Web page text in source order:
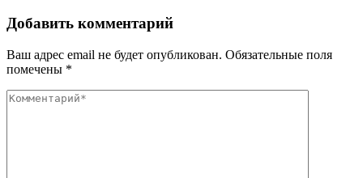
Добавить комментарий
Ваш адрес email не будет опубликован. Обязательные поля
помечены *